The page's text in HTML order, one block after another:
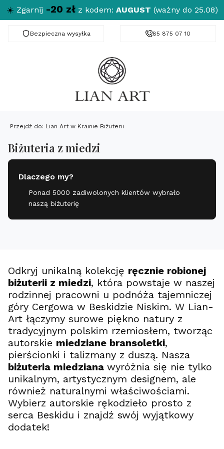
☀️ Zgarnij -20 zł z kodem: AUGUST (ważny do 25.08)
Bezpieczna wysyłka Darmowa dostawa od 150 zł
85 875 07 10
Przejdź do: Lian Art w Krainie Biżuterii
Biżuteria z miedzi
Dlaczego my?
Ponad 5000 zadiwolonych klientów wybrało
naszą biżuterię
Odkryj unikalną kolekcję ręcznie robionej
biżuterii z miedzi, która powstaje w naszej
rodzinnej pracowni u podnóża tajemniczej
góry Cergowa w Beskidzie Niskim. W Lian-
Art łączymy surowe piękno natury z
tradycyjnym polskim rzemiosłem, tworząc
autorskie miedziane bransoletki,
pierścionki i talizmany z duszą. Nasza
biżuteria miedziana wyróżnia się nie tylko
unikalnym, artystycznym designem, ale
również naturalnymi właściwościami.
Wybierz autorskie rękodzieło prosto z
serca Beskidu i znajdź swój wyjątkowy
dodatek!